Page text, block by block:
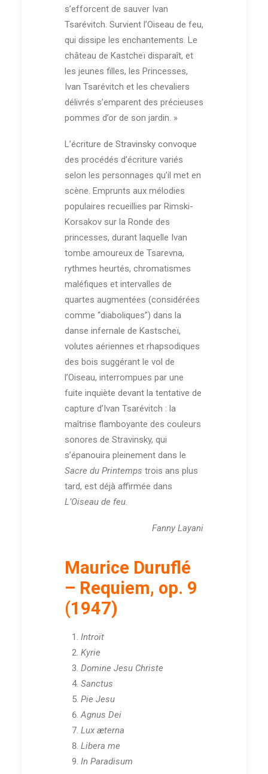
s’efforcent de sauver Ivan
Tsarévitch. Survient l’Oiseau de feu,
qui dissipe les enchantements. Le
château de Kastcheï disparaît, et
les jeunes filles, les Princesses,
Ivan Tsarévitch et les chevaliers
délivrés s’emparent des précieuses
pommes d’or de son jardin. »
L’écriture de Stravinsky convoque
des procédés d’écriture variés
selon les personnages qu’il met en
scène. Emprunts aux mélodies
populaires recueillies par Rimski-
Korsakov sur la Ronde des
princesses, durant laquelle Ivan
tombe amoureux de Tsarevna,
rythmes heurtés, chromatismes
maléfiques et intervalles de
quartes augmentées (considérées
comme “diaboliques”) dans la
danse infernale de Kastscheï,
volutes aériennes et rhapsodiques
des bois suggérant le vol de
l’Oiseau, interrompues par une
fuite inquiète devant la tentative de
capture d’Ivan Tsarévitch : la
maîtrise flamboyante des couleurs
sonores de Stravinsky, qui
s’épanouira pleinement dans le
Sacre du Printemps trois ans plus
tard, est déjà affirmée dans
L’Oiseau de feu.
Fanny Layani
Maurice Duruflé
– Requiem, op. 9
(1947)
Introït
Kyrie
Domine Jesu Christe
Sanctus
Pie Jesu
Agnus Dei
Lux æterna
Libera me
In Paradisum